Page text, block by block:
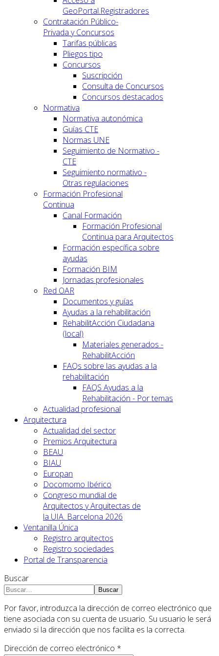
GeoPortal.Registradores
Contratación Público-
Privada y Concursos
Tarifas públicas
Pliegos tipo
Concursos
Suscripción
Consulta de Concursos
Concursos destacados
Normativa
Normativa autonómica
Guías CTE
Normas UNE
Seguimiento de Normativo -
CTE
Seguimiento normativo -
Otras regulaciones
Formación Profesional
Continua
Canal Formación
Formación Profesional
Continua para Arquitectos
Formación específica sobre
ayudas
Formación BIM
Jornadas profesionales
Red OAR
Documentos y guías
Ayudas a la rehabilitación
RehabilitAcción Ciudadana
(local)
Materiales generados -
RehabilitAcción
FAQs sobre las ayudas a la
rehabilitación
FAQS Ayudas a la
Rehabilitación - Por temas
Actualidad profesional
Arquitectura
Actualidad del sector
Premios Arquitectura
BEAU
BIAU
Europan
Docomomo Ibérico
Congreso mundial de
Arquitectos y Arquitectas de
la UIA. Barcelona 2026
Ventanilla Única
Registro arquitectos
Registro sociedades
Portal de Transparencia
Buscar
Buscar
Por favor, introduzca la dirección de correo electrónico que
tiene asociada con su cuenta de usuario. Su usuario le será
enviado si la dirección que nos facilita es la correcta.
Dirección de correo electrónico *